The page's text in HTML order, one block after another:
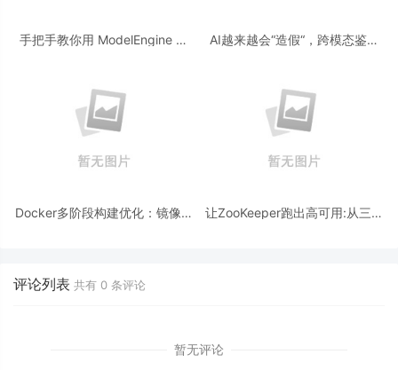
手把手教你用 ModelEngine 打
AI越来越会“造假“，跨模态鉴伪
Docker多阶段构建优化：镜像体
让ZooKeeper跑出高可用:从三节
评论列表 共有 0 条评论
暂无评论